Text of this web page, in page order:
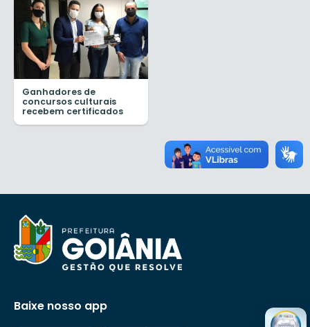
Ganhadores de
concursos culturais
recebem certificados
Baixe nosso app